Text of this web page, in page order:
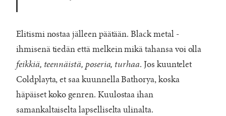
Elitismi nostaa jälleen päätään. Black metal -
ihmisenä tiedän että melkein mikä tahansa voi olla
feikkiä, teennäistä, poseria, turhaa. Jos kuuntelet
Coldplayta, et saa kuunnella Bathorya, koska
häpäiset koko genren. Kuulostaa ihan
samankaltaiselta lapselliselta ulinalta.